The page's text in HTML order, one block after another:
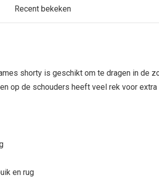
Recent bekeken
shorty is geschikt om te dragen in de
op de schouders heeft veel rek voor
en rug